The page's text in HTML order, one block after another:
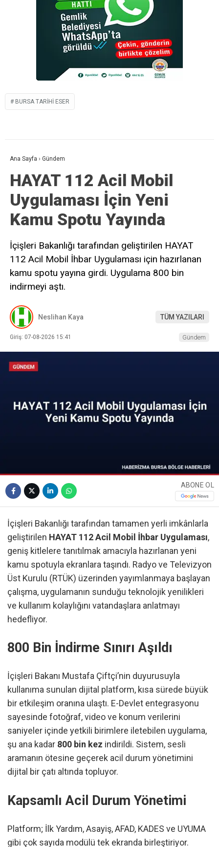
BURSA TARIHI ESER
Ana Sayfa › Gündem
HAYAT 112 Acil Mobil
Uygulaması İçin Yeni
Kamu Spotu Yayında
İçişleri Bakanlığı tarafından geliştirilen HAYAT
112 Acil Mobil İhbar Uygulaması için hazırlanan
kamu spotu yayına girdi. Uygulama 800 bin
indirmeyi aştı.
Neslihan Kaya TÜM YAZILARI
Giriş: 07-08-2026 15:41 Gündem
ABONE OL
İçişleri Bakanlığı tarafından tamamen yerli imkânlarla
geliştirilen HAYAT 112 Acil Mobil İhbar Uygulaması,
geniş kitlelere tanıtılmak amacıyla hazırlanan yeni
kamu spotuyla ekranlara taşındı. Radyo ve Televizyon
Üst Kurulu (RTÜK) üzerinden yayımlanmaya başlayan
çalışma, uygulamanın sunduğu teknolojik yenilikleri
ve kullanım kolaylığını vatandaşlara anlatmayı
hedefliyor.
800 Bin İndirme Sınırı Aşıldı
İçişleri Bakanı Mustafa Çiftçi’nin duyurusuyla
kullanıma sunulan dijital platform, kısa sürede büyük
bir etkileşim oranına ulaştı. E-Devlet entegrasyonu
sayesinde fotoğraf, video ve konum verilerini
saniyeler içinde yetkili birimlere iletebilen uygulama,
şu ana kadar 800 bin kez indirildi. Sistem, sesli
aramanın ötesine geçerek acil durum yönetimini
dijital bir çatı altında topluyor.
Kapsamlı Acil Durum Yönetimi
Platform; İlk Yardım, Asayiş, AFAD, KADES ve UYUMA
gibi çok sayıda modülü tek ekranda birleştiriyor.